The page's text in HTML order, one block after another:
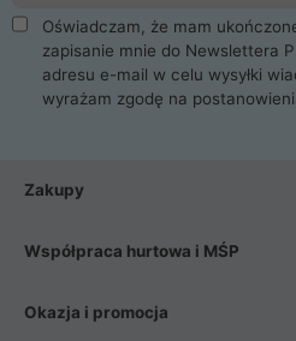
Oświadczam, że mam
zapisanie mnie do Newslettera
adresu e-mail w celu wysyłki
wyrażam zgodę na
Zakupy
Współpraca hurtowa i MŚP
Okazja i promocja